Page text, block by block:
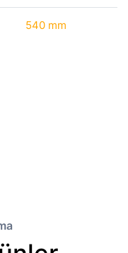
540 mm